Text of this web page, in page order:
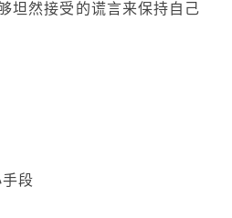
坦然接受的谎言来保持自己
段